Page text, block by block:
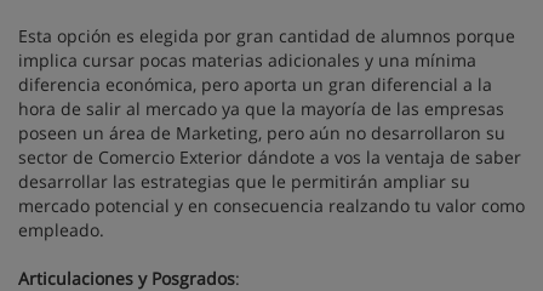
Esta opción es elegida por gran cantidad de alumnos porque
implica cursar pocas materias adicionales y una mínima
diferencia económica, pero aporta un gran diferencial a la
hora de salir al mercado ya que la mayoría de las empresas
poseen un área de Marketing, pero aún no desarrollaron su
sector de Comercio Exterior dándote a vos la ventaja de saber
desarrollar las estrategias que le permitirán ampliar su
mercado potencial y en consecuencia realzando tu valor como
empleado.
Articulaciones y Posgrados: